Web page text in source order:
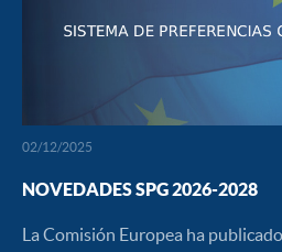
02/12/2025
NOVEDADES SPG 2026-2028
La Comisión Europea ha